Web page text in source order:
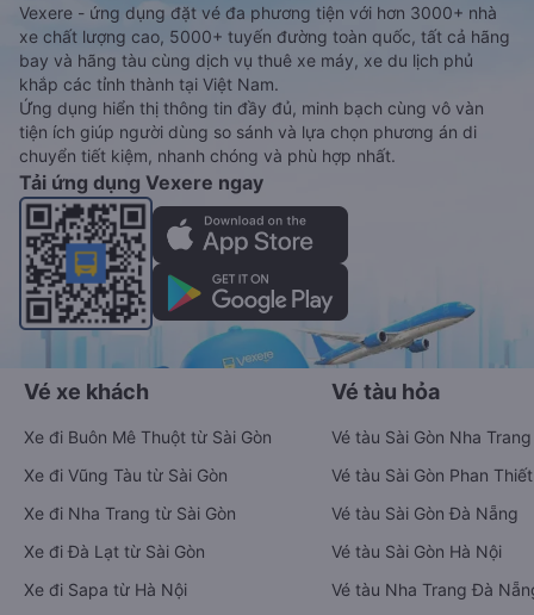
Vexere - ứng dụng đặt vé đa phương tiện với hơn 3000+ nhà
xe chất lượng cao, 5000+ tuyến đường toàn quốc, tất cả hãng
bay và hãng tàu cùng dịch vụ thuê xe máy, xe du lịch phủ
khắp các tỉnh thành tại Việt Nam.
Ứng dụng hiển thị thông tin đầy đủ, minh bạch cùng vô vàn
tiện ích giúp người dùng so sánh và lựa chọn phương án di
chuyển tiết kiệm, nhanh chóng và phù hợp nhất.
Tải ứng dụng Vexere ngay
Vé xe khách
Xe đi Buôn Mê Thuột từ Sài Gòn
Xe đi Vũng Tàu từ Sài Gòn
Xe đi Nha Trang từ Sài Gòn
Xe đi Đà Lạt từ Sài Gòn
Xe đi Sapa từ Hà Nội
Vé tàu hỏa
Vé tàu Sài Gòn Nha Trang
Vé tàu Sài Gòn Phan Thiết
Vé tàu Sài Gòn Đà Nẵng
Vé tàu Sài Gòn Hà Nội
Vé tàu Nha Trang Đà